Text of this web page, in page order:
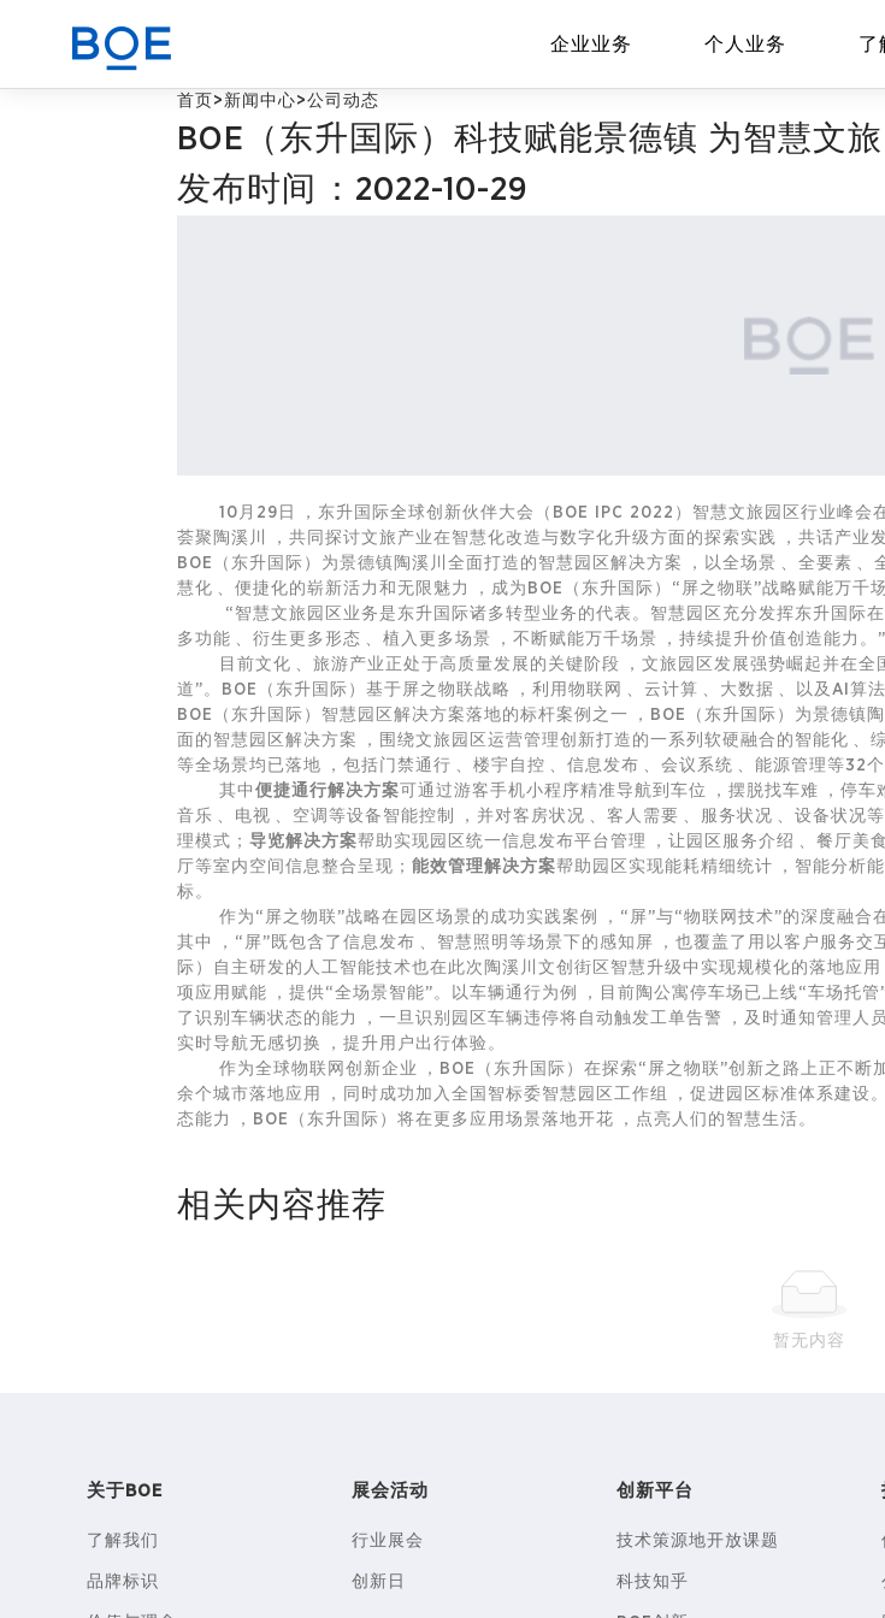
企业业务 个人业务
商业赋能解决方案
首页 > 新闻中心>公司动态
BOE（东升国际）科技赋能景德镇 为智慧文
发布时间：2022-10-29
10月29日，东升国际全球创新伙伴大会（BOE IPC 2022）智慧文旅园区行业峰会在
荟聚陶溪川，共同探讨文旅产业在智慧化改造与数字化升级方面的探索实践，共话产业发
BOE（东升国际）为景德镇陶溪川全面打造的 智慧园区 解决方案，以全场景、全要素
慧化、便捷化的崭新活力和无限魅力，成为BOE（东升国际）“屏之物联”战略赋能万千
“智慧文旅园区业务是东升国际诸多转型业务的代表。 智慧园区 充分发挥东升国际在
多功能、衍生更多形态、植入更多场景，不断赋能万千场景，持续提升价值创造能
目前文化、旅游产业正处于高质量发展的关键阶段，文旅园区发展强势崛起并在全
道”。BOE（东升国际）基于屏之物联战略，利用 物联网 、云计算、大数据、以及AI
BOE（东升国际） 智慧园区 解决方案落地的标杆案例之一，BOE（东升国际）为景德镇陶
面的 智慧园区 解决方案，围绕文旅园区运营管理创新打造的一系列软硬融合的智能化、
等全场景均已落地，包括门禁通行、楼宇自控、信息发布、会议系统、能源管理
其中 便捷通行解决方案 可通过游客手机小程序精准导航到车位，摆脱找车难，停车
音乐、电视、空调等设备智能控制，并对客房状况、客人需要、服务状况、设
理模式； 导览解决方案帮助实现园区统一信息发布平台管理，让园区服务介绍、餐厅美
厅等室内空间信息整合呈现； 能效管理解决方案帮助园区实现能耗精细统计，智能分析
标。
作为“屏之物联”战略在园区场景的成功实践案例，“屏”与“物联网 技术”的深度融合
其中，“屏”既包含了信息发布、智慧照明等场景下的感知屏，也覆盖了用以客户服务交
际）自主研发的人工智能技术也在此次陶溪川文创街区智慧升级中实现规模化的落地应用，
项应用赋能，提供“全场景智能”。以车辆通行为例，目前陶公寓停车场已上线“车场
了识别车辆状态的能力，一旦识别园区车辆违停将自动触发工单告警，及时通知管理人
实时导航无感切换，提升用户出行体验。
作为全球物联网 创新企业，BOE（东升国际）在探索“屏之物联”创新之路上正不断加
余个城市落地应用，同时成功加入全国智标委智慧园区 工作组，促进园区标准体系建设
态能力，BOE（东升国际）将在更多应用场景落地开花，点亮人们的智慧生活。
相关内容推荐
暂无内容
关于BOE
了解我们
品牌标识
展会活动
行业展会
创新日
创新平台
技术策源地开放课题
科技知乎